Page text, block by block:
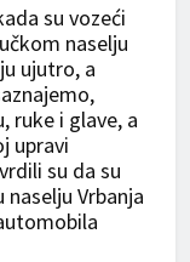
su vozeći
naselju
ujutro, a
ruke i glave, a
upravi
su da su
Vrbanja